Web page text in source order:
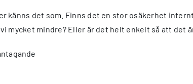
känns det som. Finns det en stor osäkerhet
mycket mindre? Eller är det helt enkelt så att det